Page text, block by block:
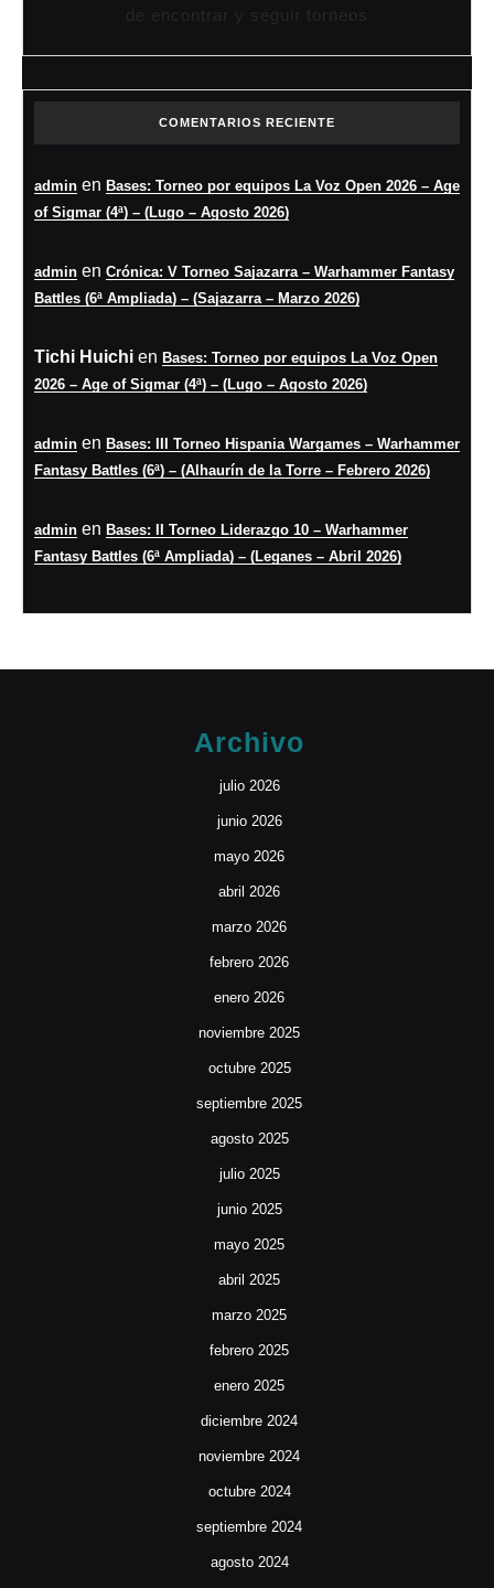
de encontrar y seguir torneos
COMENTARIOS RECIENTE
admin en Bases: Torneo por equipos La Voz Open 2026 – Age
of Sigmar (4ª) – (Lugo – Agosto 2026)
admin en Crónica: V Torneo Sajazarra – Warhammer Fantasy
Battles (6ª Ampliada) – (Sajazarra – Marzo 2026)
Tichi Huichi en Bases: Torneo por equipos La Voz Open
2026 – Age of Sigmar (4ª) – (Lugo – Agosto 2026)
admin en Bases: III Torneo Hispania Wargames – Warhammer
Fantasy Battles (6ª) – (Alhaurín de la Torre – Febrero 2026)
admin en Bases: II Torneo Liderazgo 10 – Warhammer
Fantasy Battles (6ª Ampliada) – (Leganes – Abril 2026)
Archivo
julio 2026
junio 2026
mayo 2026
abril 2026
marzo 2026
febrero 2026
enero 2026
noviembre 2025
octubre 2025
septiembre 2025
agosto 2025
julio 2025
junio 2025
mayo 2025
abril 2025
marzo 2025
febrero 2025
enero 2025
diciembre 2024
noviembre 2024
octubre 2024
septiembre 2024
agosto 2024